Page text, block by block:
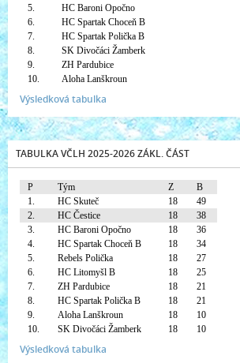
5.
HC Baroni Opočno
6.
HC Spartak Choceň B
7.
HC Spartak Polička B
8.
SK Divočáci Žamberk
9.
ZH Pardubice
10.
Aloha Lanškroun
Výsledková tabulka
TABULKA VČLH 2025-2026 ZÁKL. ČÁST
P Tým Z
B
1.
HC Skuteč 18
49
2.
HC Čestice 18
38
3.
HC Baroni Opočno 18
36
4.
HC Spartak Choceň B 18
34
5.
Rebels Polička 18
27
6.
HC Litomyšl B 18
25
7.
ZH Pardubice 18
21
8.
HC Spartak Polička B 18
21
9.
Aloha Lanškroun 18
10
10.
SK Divočáci Žamberk 18 10
Výsledková tabulka